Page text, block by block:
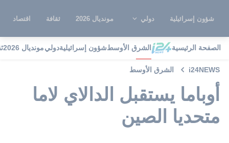
شؤون إسرائيلية دولي مونديال 2026 ثقافة اقتصاد
الصفحة الرئيسية الشرق الأوسطشؤون إسرائيليةدوليمونديال 2026
i24NEWS الشرق الأوسط
أوباما يستقبل الدالاي لاما
متحديا الصين